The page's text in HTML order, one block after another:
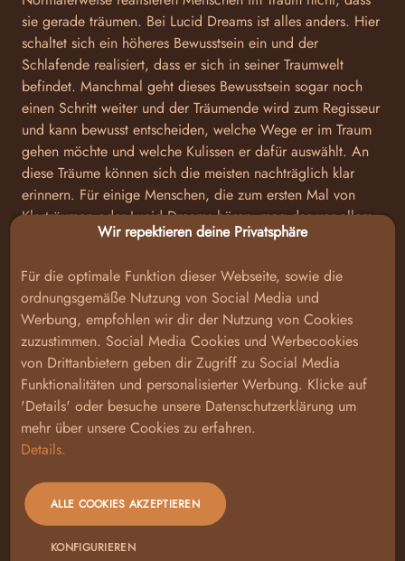
sie gerade träumen. Bei Lucid Dreams ist alles anders. Hier
schaltet sich ein höheres Bewusstsein ein und der
Schlafende realisiert, dass er sich in seiner Traumwelt
befindet. Manchmal geht dieses Bewusstsein sogar noch
einen Schritt weiter und der Träumende wird zum Regisseur
und kann bewusst entscheiden, welche Wege er im Traum
gehen möchte und welche Kulissen er dafür auswählt. An
diese Träume können sich die meisten nachträglich klar
erinnern. Für einige Menschen, die zum ersten Mal von
Klarträumen oder Lucid Dreams hören, mag das vor allem
nach Esoterik klingen – doch der Klartraum ist auch in der
Die Klartraumforschung ist seit dem Ende der siebziger
Jahre anerkannt. In dieser Zeitgelang es Forschern
während der REM-Schlaf-Phase Augenbewegungen von
Versuchspersonen aufzuzeichnen, die zuvor zwischen
Wissenschaftlern und Probanden ausgemacht wurden. Die
Schlafenden konnten diese Bewegungen bewusst in ihrem
Schlaf steuern.
als noch vor Jahren, aber es handelt sich nach wie vor um
einen Randbereich der Wissenschaft, der noch viele
Fragen offenlässt. Auch wenn verschiedene Studien zu
unterschiedlichen Ergebnissen kommen, ist klar, dass Lucid
Wir repektieren deine Privatsphäre
Für die optimale Funktion dieser Webseite, sowie die
ordnungsgemäße Nutzung von Social Media und
Werbung, empfohlen wir dir der Nutzung von Cookies
zuzustimmen. Social Media Cookies und Werbecookies
von Drittanbietern geben dir Zugriff zu Social Media
Funktionalitäten und personalisierter Werbung. Klicke auf
'Details' oder besuche unsere Datenschutzerklärung um
mehr über unsere Cookies zu erfahren.
Details.
KONFIGURIEREN
ALLE COOKIES AKZEPTIEREN